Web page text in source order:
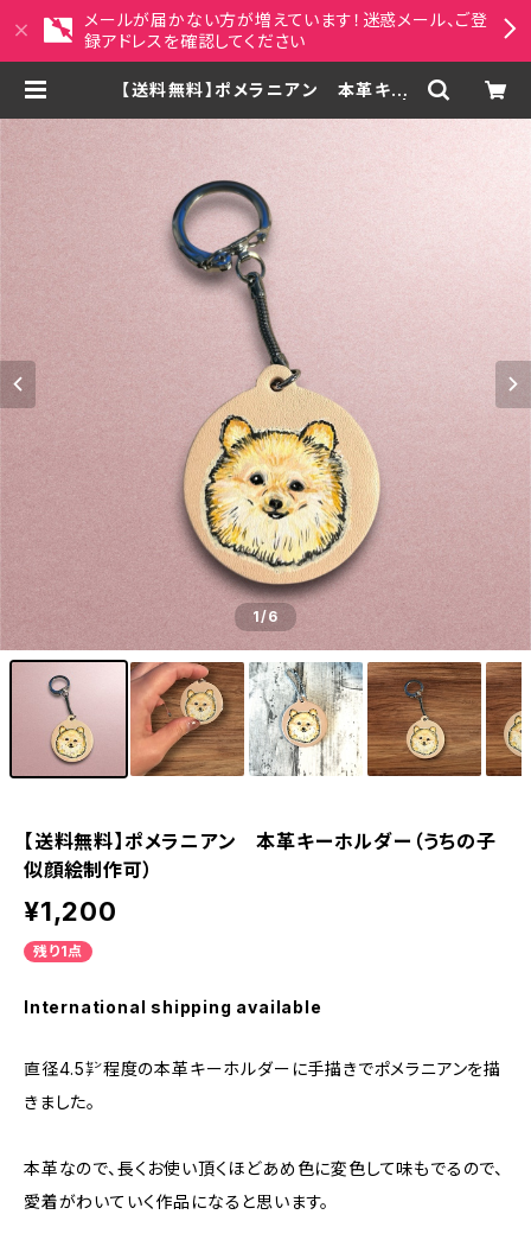
メールが届かない方が増えています！迷惑メール、ご登
録アドレスを確認してください
【送料無料】ポメラニアン 本革キー
1/6
【送料無料】ポメラニアン 本革キーホルダー（うちの子
似顔絵制作可）
¥1,200
残り1点
International shipping available
直径4.5㌢程度の本革キーホルダーに手描きでポメラニアンを描
きました。
本革なので、長くお使い頂くほどあめ色に変色して味もでるので、
愛着がわいていく作品になると思います。